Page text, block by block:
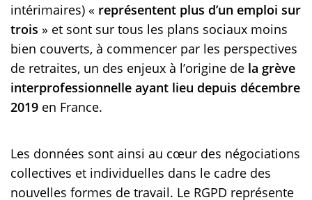
intérimaires) « représentent plus d’un emploi sur
trois » et sont sur tous les plans sociaux moins
bien couverts, à commencer par les perspectives
de retraites, un des enjeux à l’origine de la grève
interprofessionnelle ayant lieu depuis décembre
2019 en France.
Les données sont ainsi au cœur des négociations
collectives et individuelles dans le cadre des
nouvelles formes de travail. Le RGPD représente